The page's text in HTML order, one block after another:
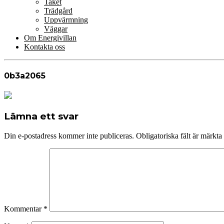
Taket
Trädgård
Uppvärmning
Väggar
Om Energivillan
Kontakta oss
0b3a2065
Lämna ett svar
Din e-postadress kommer inte publiceras. Obligatoriska fält är märkta
Kommentar *